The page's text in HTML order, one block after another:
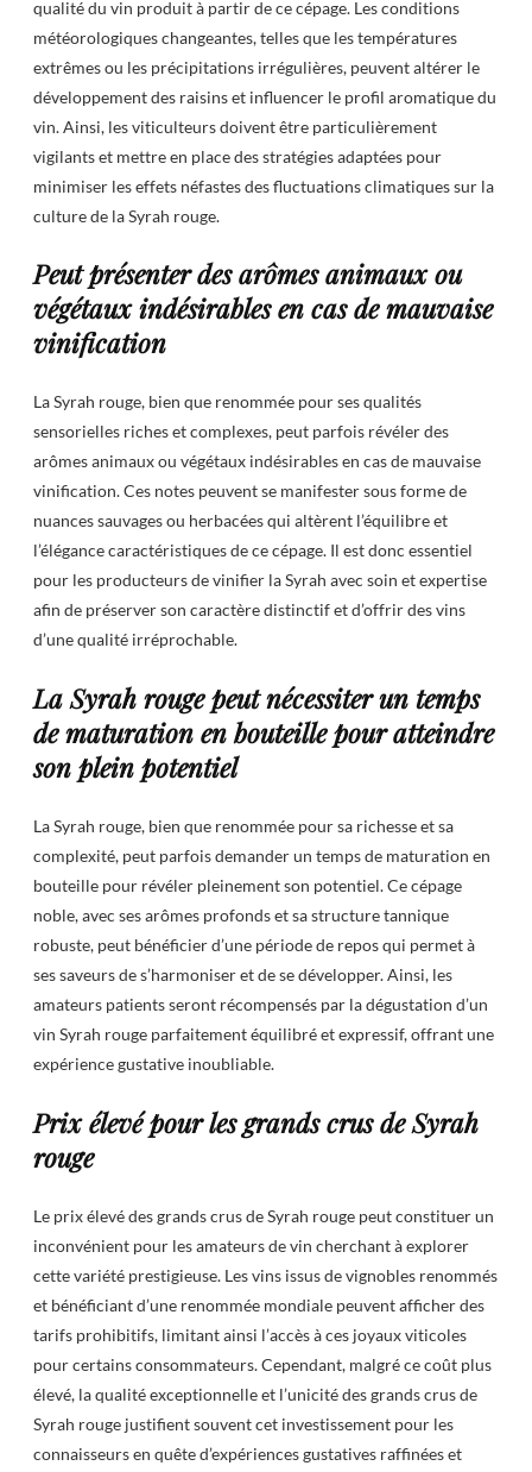
qualité du vin produit à partir de ce cépage. Les conditions
météorologiques changeantes, telles que les températures
extrêmes ou les précipitations irrégulières, peuvent altérer le
développement des raisins et influencer le profil aromatique du
vin. Ainsi, les viticulteurs doivent être particulièrement
vigilants et mettre en place des stratégies adaptées pour
minimiser les effets néfastes des fluctuations climatiques sur la
culture de la Syrah rouge.
Peut présenter des arômes animaux ou
végétaux indésirables en cas de mauvaise
vinification
La Syrah rouge, bien que renommée pour ses qualités
sensorielles riches et complexes, peut parfois révéler des
arômes animaux ou végétaux indésirables en cas de mauvaise
vinification. Ces notes peuvent se manifester sous forme de
nuances sauvages ou herbacées qui altèrent l’équilibre et
l’élégance caractéristiques de ce cépage. Il est donc essentiel
pour les producteurs de vinifier la Syrah avec soin et expertise
afin de préserver son caractère distinctif et d’offrir des vins
d’une qualité irréprochable.
La Syrah rouge peut nécessiter un temps
de maturation en bouteille pour atteindre
son plein potentiel
La Syrah rouge, bien que renommée pour sa richesse et sa
complexité, peut parfois demander un temps de maturation en
bouteille pour révéler pleinement son potentiel. Ce cépage
noble, avec ses arômes profonds et sa structure tannique
robuste, peut bénéficier d’une période de repos qui permet à
ses saveurs de s’harmoniser et de se développer. Ainsi, les
amateurs patients seront récompensés par la dégustation d’un
vin Syrah rouge parfaitement équilibré et expressif, offrant une
expérience gustative inoubliable.
Prix élevé pour les grands crus de Syrah
rouge
Le prix élevé des grands crus de Syrah rouge peut constituer un
inconvénient pour les amateurs de vin cherchant à explorer
cette variété prestigieuse. Les vins issus de vignobles renommés
et bénéficiant d’une renommée mondiale peuvent afficher des
tarifs prohibitifs, limitant ainsi l’accès à ces joyaux viticoles
pour certains consommateurs. Cependant, malgré ce coût plus
élevé, la qualité exceptionnelle et l’unicité des grands crus de
Syrah rouge justifient souvent cet investissement pour les
connaisseurs en quête d’expériences gustatives raffinées et